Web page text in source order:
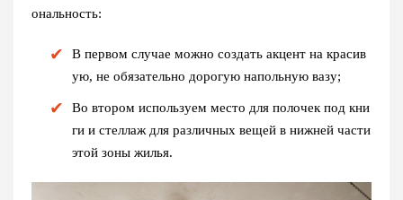
ональность:
В первом случае можно создать акцент на красив
ую, не обязательно дорогую напольную вазу;
Во втором используем место для полочек под кни
ги и стеллаж для различных вещей в нижней части
этой зоны жилья.